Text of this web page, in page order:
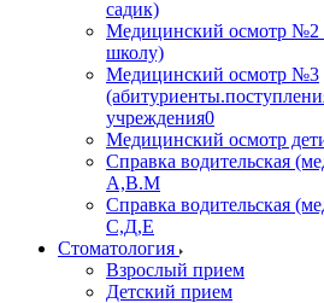
садик)
Медицинский осмотр №2
школу)
Медицинский осмотр №3
учреждения0
Медицинский осмотр
Справка водительская
А,В.М
Справка водительская
С,Д,Е
Стоматология
Взрослый прием
Детский прием